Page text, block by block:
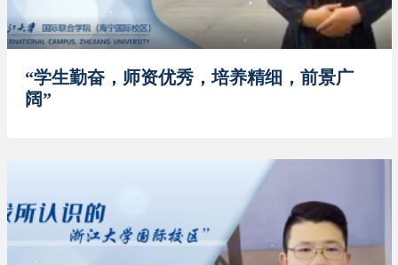
“学生勤奋，师资优秀，培养精细，前景广
阔”